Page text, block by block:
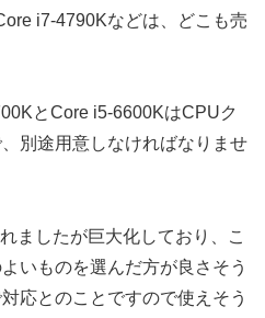
i7-4790Kなどは、どこも売
とCore i5-6600KはCPUク
別途用意しなければなりませ
ましたが巨大化しており、こ
いものを選んだ方が良さそう
応とのことですので使えそう